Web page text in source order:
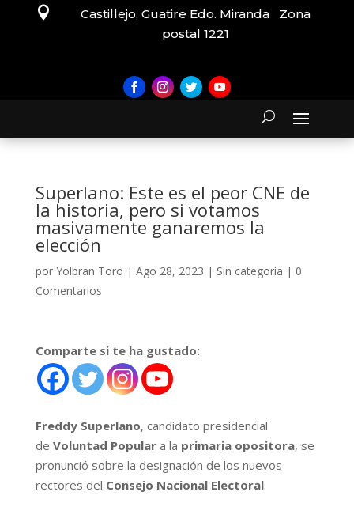

Castillejo, Guatire Edo. Miranda Zona
postal 1221
Superlano: Este es el peor CNE de
la historia, pero si votamos
masivamente ganaremos la
elección
por Yolbran Toro | Ago 28, 2023 | Sin categoría | 0
Comentarios
Comparte si te ha gustado:
Freddy Superlano, candidato presidencial
de Voluntad Popular a la primaria opositora, se
pronunció sobre la designación de los nuevos
rectores del Consejo Nacional Electoral.